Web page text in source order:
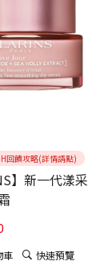
回饋攻略(詳情請點)
】新一代漾采
車 快速預覽